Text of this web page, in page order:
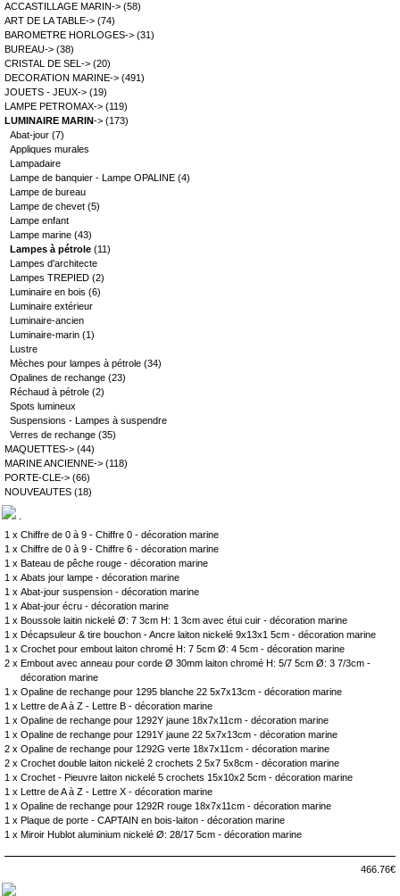
ACCASTILLAGE MARIN-> (58)
ART DE LA TABLE-> (74)
BAROMETRE HORLOGES-> (31)
BUREAU-> (38)
CRISTAL DE SEL-> (20)
DECORATION MARINE-> (491)
JOUETS - JEUX-> (19)
LAMPE PETROMAX-> (119)
LUMINAIRE MARIN-> (173)
Abat-jour (7)
Appliques murales
Lampadaire
Lampe de banquier - Lampe OPALINE (4)
Lampe de bureau
Lampe de chevet (5)
Lampe enfant
Lampe marine (43)
Lampes à pétrole (11)
Lampes d'architecte
Lampes TREPIED (2)
Luminaire en bois (6)
Luminaire extérieur
Luminaire-ancien
Luminaire-marin (1)
Lustre
Mèches pour lampes à pétrole (34)
Opalines de rechange (23)
Réchaud à pétrole (2)
Spots lumineux
Suspensions - Lampes à suspendre
Verres de rechange (35)
MAQUETTES-> (44)
MARINE ANCIENNE-> (118)
PORTE-CLE-> (66)
NOUVEAUTES (18)
1 x Chiffre de 0 à 9 - Chiffre 0 - décoration marine
1 x Chiffre de 0 à 9 - Chiffre 6 - décoration marine
1 x Bateau de pêche rouge - décoration marine
1 x Abats jour lampe - décoration marine
1 x Abat-jour suspension - décoration marine
1 x Abat-jour écru - décoration marine
1 x Boussole laitin nickelé Ø: 7 3cm H: 1 3cm avec étui cuir - décoration marine
1 x Décapsuleur & tire bouchon - Ancre laiton nickelé 9x13x1 5cm - décoration marine
1 x Crochet pour embout laiton chromé H: 7 5cm Ø: 4 5cm - décoration marine
2 x Embout avec anneau pour corde Ø 30mm laiton chromé H: 5/7 5cm Ø: 3 7/3cm -
décoration marine
1 x Opaline de rechange pour 1295 blanche 22 5x7x13cm - décoration marine
1 x
Lettre de A à Z - Lettre B - décoration marine
1 x Opaline de rechange pour 1292Y jaune 18x7x11cm - décoration marine
1 x Opaline de rechange pour 1291Y jaune 22 5x7x13cm - décoration marine
2 x Opaline de rechange pour 1292G verte 18x7x11cm - décoration marine
2 x Crochet double laiton nickelé 2 crochets 2 5x7 5x8cm - décoration marine
1 x Crochet - Pieuvre laiton nickelé 5 crochets 15x10x2 5cm - décoration marine
1 x
Lettre de A à Z - Lettre X - décoration marine
1 x Opaline de rechange pour 1292R rouge 18x7x11cm - décoration marine
1 x Plaque de porte - CAPTAIN en bois-laiton - décoration marine
1 x Miroir Hublot aluminium nickelé Ø: 28/17 5cm - décoration marine
466.76€